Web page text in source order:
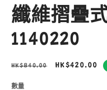
媒
體
檔
案
1
纖維摺疊
1140220
定
HK$840.00
售
HK$420.00
數量